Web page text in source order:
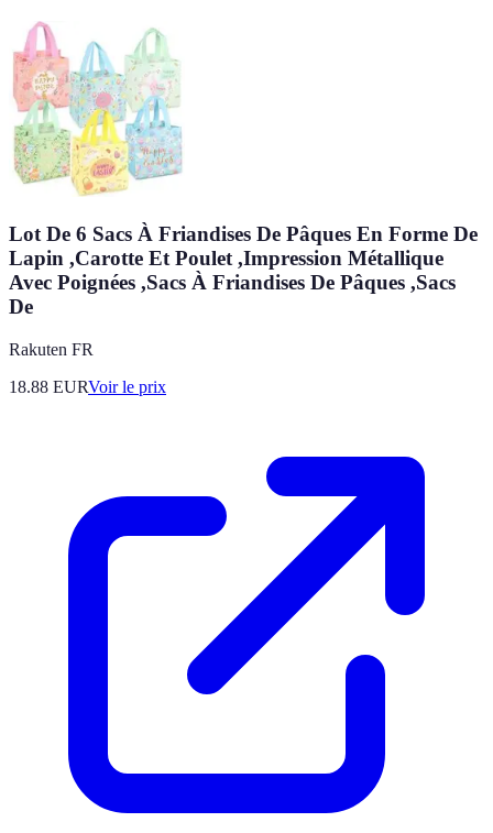
Lot De 6 Sacs À Friandises De Pâques En Forme De
Lapin ,Carotte Et Poulet ,Impression Métallique
Avec Poignées ,Sacs À Friandises De Pâques ,Sacs
De
Rakuten FR
18.88 EURVoir le prix